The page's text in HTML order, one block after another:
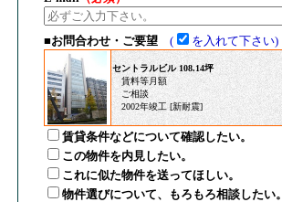
■お問合わせ・ご要望 ( を入れて下さい)
セントラルビル 108.14坪
賃料等月額
ご相談
2002年竣工 [新耐震]
賃貸条件などについて確認したい。
この物件を内見したい。
これに似た物件を送ってほしい。
物件選びについて、もろもろ相談したい。